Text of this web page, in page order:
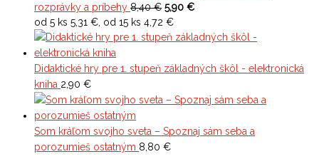
rozprávky a príbehy 8,40 € 5,90 €
od 5 ks 5,31 €, od 15 ks 4,72 €
Didaktické hry pre 1. stupeň základných škôl - elektronická
kniha 2,90 €
Som kráľom svojho sveta – Spoznaj sám seba a
porozumieš ostatným 8,80 €